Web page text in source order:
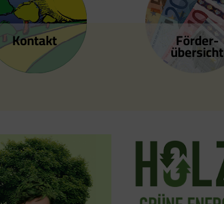
Kontakt Förder­
übersicht